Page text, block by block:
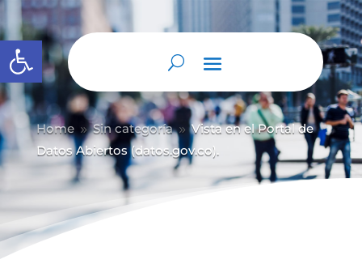
Abrir barra de herramientas
Home 9 Sin categoría 9 Vista en el Portal de
Datos Abiertos (datos.gov.co).